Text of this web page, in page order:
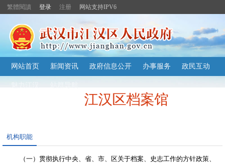
繁體閱讀 登录 注册 网站支持IPV6
网站首页 新闻资讯 政府信息公开 办事服务 政民互动
江汉区档案馆
机构职能
（一）贯彻执行中央、省、市、区关于档案、史志工作的方针政策、